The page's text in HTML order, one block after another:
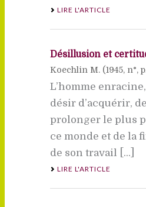
LIRE L'ARTICLE
Désillusion et
Koechlin M. (1945, n°,
L’homme
désir d’acquérir,
prolonger le plus
ce monde et de la
de son travail [...]
LIRE L'ARTICLE